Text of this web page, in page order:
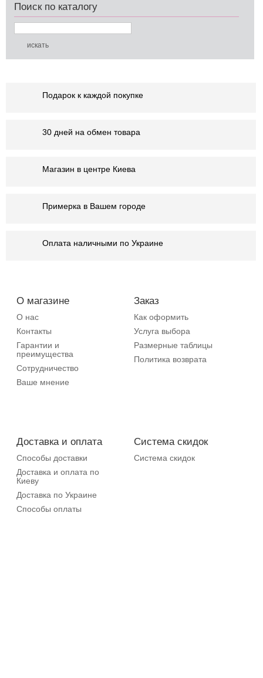
Поиск по каталогу
Подарок к каждой покупке
30 дней на обмен товара
Магазин в центре Киева
Примерка в Вашем городе
Оплата наличными по Украине
О магазине
О нас
Контакты
Гарантии и
преимущества
Сотрудничество
Ваше мнение
Заказ
Как оформить
Услуга выбора
Размерные таблицы
Политика возврата
Доставка и оплата
Способы доставки
Доставка и оплата по
Киеву
Доставка по Украине
Способы оплаты
Система скидок
Система скидок